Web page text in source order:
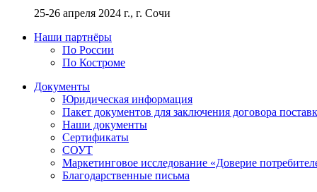
25-26 апреля 2024 г., г. Сочи
Наши партнёры
По России
По Костроме
Документы
Юридическая информация
Пакет документов для заключения договора
Наши документы
Сертификаты
СОУТ
Маркетинговое исследование «Доверие
Благодарственные письма